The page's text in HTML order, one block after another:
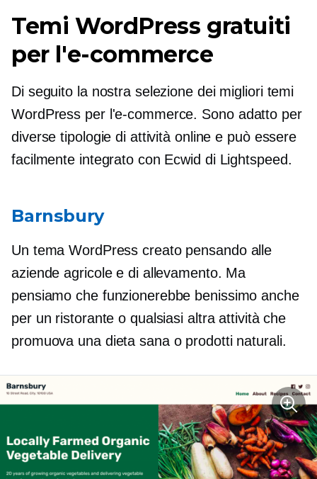
Temi WordPress gratuiti
per l'e-commerce
Di seguito la nostra selezione dei migliori temi
WordPress per l'e-commerce. Sono adatto per
diverse tipologie di attività online e può essere
facilmente integrato con Ecwid di Lightspeed.
Barnsbury
Un tema WordPress creato pensando alle
aziende agricole e di allevamento. Ma
pensiamo che funzionerebbe benissimo anche
per un ristorante o qualsiasi altra attività che
promuova una dieta sana o prodotti naturali.